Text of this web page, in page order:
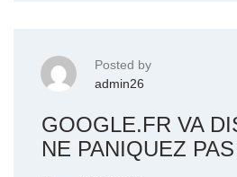
Posted by
admin26
GOOGLE.FR VA
NE PANIQUEZ PAS